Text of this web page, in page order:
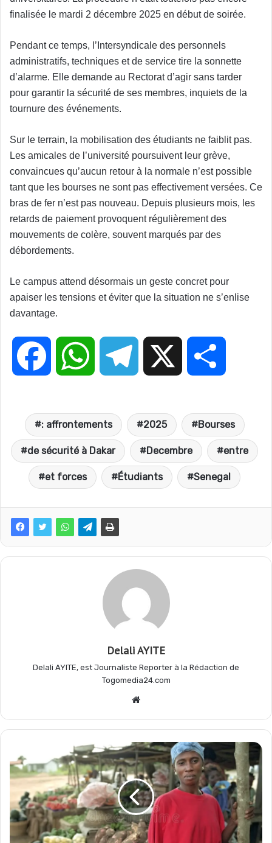
finalisée le mardi 2 décembre 2025 en début de soirée.
Pendant ce temps, l’Intersyndicale des personnels
administratifs, techniques et de service tire la sonnette
d’alarme. Elle demande au Rectorat d’agir sans tarder
pour garantir la sécurité de ses membres, inquiets de la
tournure des événements.
Sur le terrain, la mobilisation des étudiants ne faiblit pas.
Les amicales de l’université poursuivent leur grève,
convaincues qu’aucun retour à la normale n’est possible
tant que les bourses ne sont pas effectivement versées. Ce
bras de fer n’est pas nouveau. Depuis plusieurs mois, les
retards de paiement provoquent régulièrement des
mouvements de colère, souvent marqués par des
débordements.
Le campus attend désormais un geste concret pour
apaiser les tensions et éviter que la situation ne s’enlise
davantage.
c
e
b
o
a
t
s
A
l
e
g
r
a
r
t
a
g
: affrontements 2025 Bourses
de sécurité à Dakar Decembre entre
et forces Étudiants Senegal
Delali AYITE
Delali AYITE, est Journaliste Reporter à la Rédaction de
Togomedia24.com
Website